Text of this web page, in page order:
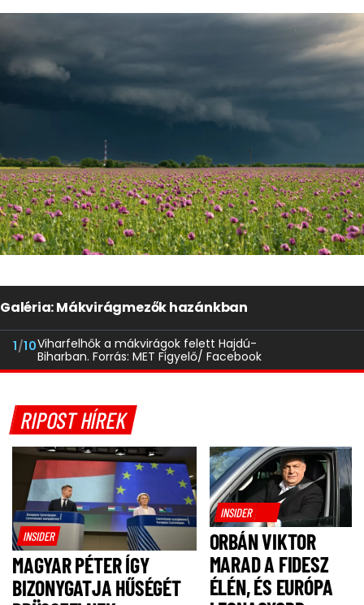
Galéria: Mákvirágmezők hazánkban
1/10Viharfelhők a mákvirágok felett Hajdú-
Biharban. Forrás: MET Figyelő/ Facebook
RIPOST HÍREK
INSIDER
MAGYAR PÉTER ÍGY
BIZONYGATJA HŰSÉGÉT
INSIDER
ORBÁN VIKTOR
MARAD A FIDESZ
ÉLÉN, ÉS EURÓPA